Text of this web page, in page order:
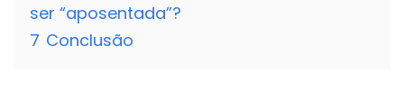
ser “aposentada”?
7 Conclusão